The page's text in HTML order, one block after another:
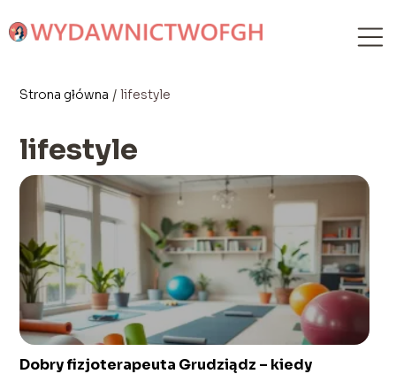
Strona główna /lifestyle
lifestyle
Dobry fizjoterapeuta Grudziądz – kiedy